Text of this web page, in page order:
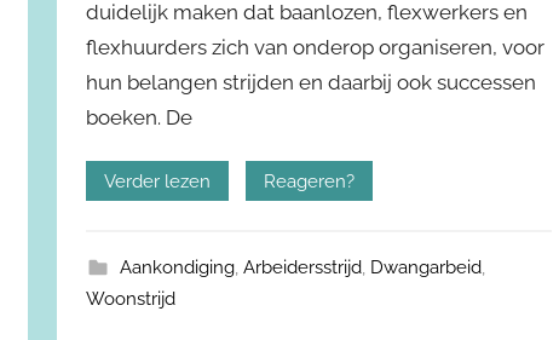
duidelijk maken dat baanlozen, flexwerkers en
flexhuurders zich van onderop organiseren, voor
hun belangen strijden en daarbij ook successen
boeken. De
Verder lezen Reageren?
Aankondiging, Arbeidersstrijd, Dwangarbeid,
Woonstrijd